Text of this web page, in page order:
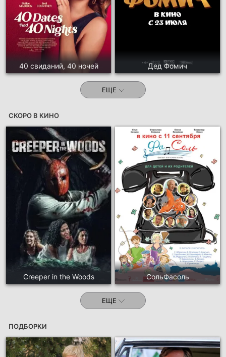
40 свиданий, 40 ночей Дед Фомич
ЕЩЕ
СКОРО В КИНО
Creeper in the Woods СольФасоль
ЕЩЕ
ПОДБОРКИ